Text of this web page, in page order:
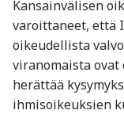
Kansainvälisen
varoittaneet, että
oikeudellista
viranomaista
herättää
ihmisoikeuksien